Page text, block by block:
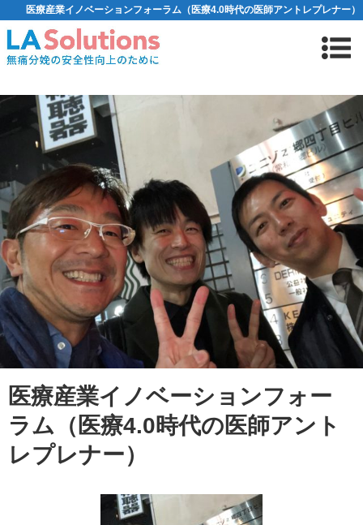
医療産業イノベーションフォーラム（医療4.0時代の医師アントレプレナー）
医療産業イノベーションフォー
ラム（医療4.0時代の医師アント
レプレナー）